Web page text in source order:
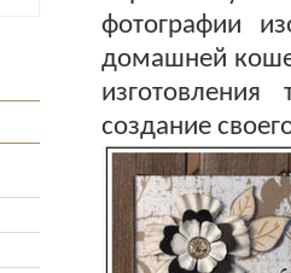
фотографии
домашней
создание